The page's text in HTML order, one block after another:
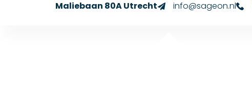
Maliebaan 80A Utrecht info@sageon.nl